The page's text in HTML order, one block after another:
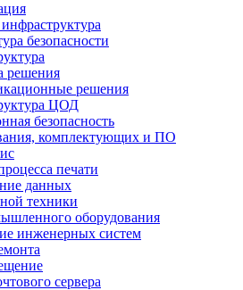
безопасности
решения
решения
ЦОД
безопасность
комплектующих и ПО
печати
данных
техники
оборудования
инженерных систем
сервера